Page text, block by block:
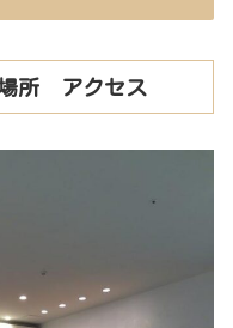
場所 アクセス